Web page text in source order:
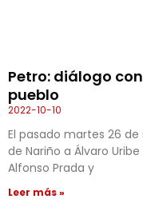
Petro: diálogo
pueblo
2022-10-10
El pasado martes 26
de Nariño a Álvaro
Alfonso Prada y
Leer más »